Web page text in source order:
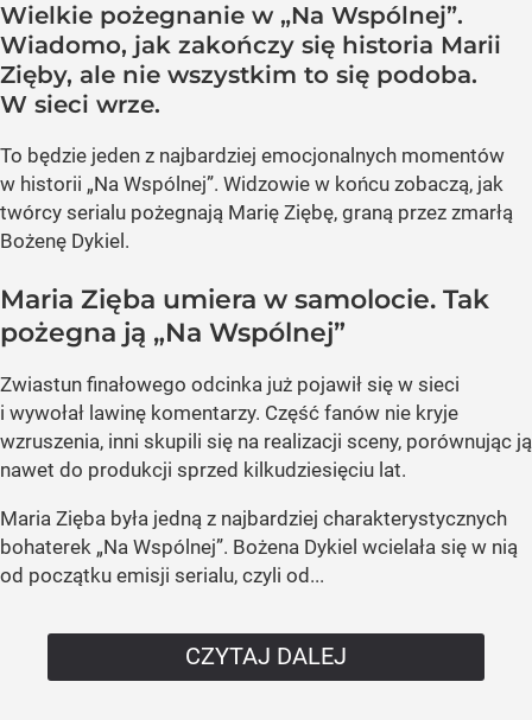
Wielkie pożegnanie w „Na Wspólnej”.
Wiadomo, jak zakończy się historia Marii
Zięby, ale nie wszystkim to się podoba.
W sieci wrze.
To będzie jeden z najbardziej emocjonalnych momentów
w historii „Na Wspólnej”. Widzowie w końcu zobaczą, jak
twórcy serialu pożegnają Marię Ziębę, graną przez zmarłą
Bożenę Dykiel.
Maria Zięba umiera w samolocie. Tak
pożegna ją „Na Wspólnej”
Zwiastun finałowego odcinka już pojawił się w sieci
i wywołał lawinę komentarzy. Część fanów nie kryje
wzruszenia, inni skupili się na realizacji sceny, porównując ją
nawet do produkcji sprzed kilkudziesięciu lat.
Maria Zięba była jedną z najbardziej charakterystycznych
bohaterek „Na Wspólnej”. Bożena Dykiel wcielała się w nią
od początku emisji serialu, czyli od...
CZYTAJ DALEJ